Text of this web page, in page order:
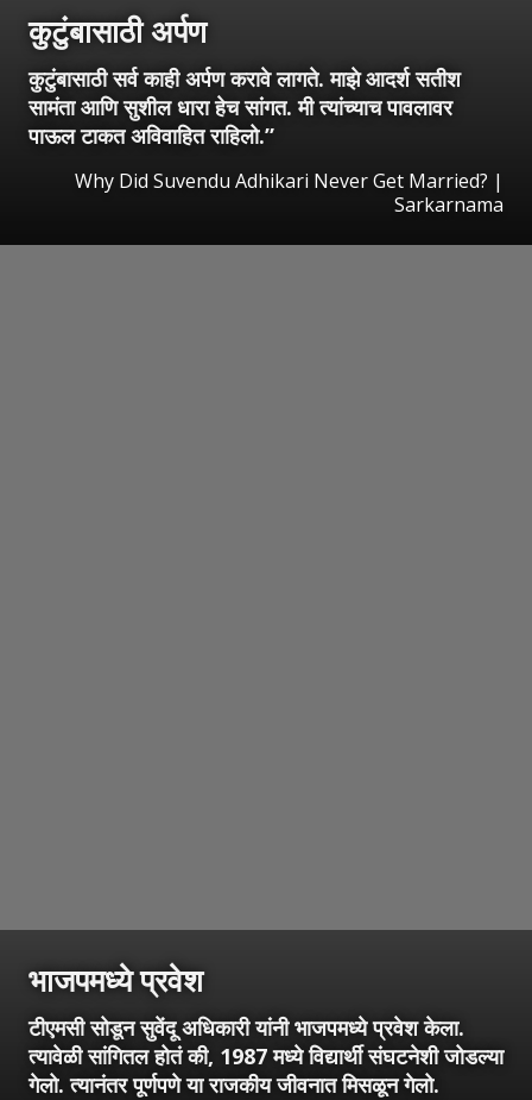
कुटुंबासाठी अर्पण
कुटुंबासाठी सर्व काही अर्पण करावे लागते. माझे आदर्श सतीश
सामंता आणि सुशील धारा हेच सांगत. मी त्यांच्याच पावलावर
पाऊल टाकत अविवाहित राहिलो.”
Why Did Suvendu Adhikari Never Get Married? |
Sarkarnama
भाजपमध्ये प्रवेश
टीएमसी सोडून सुवेंदू अधिकारी यांनी भाजपमध्ये प्रवेश केला.
त्यावेळी सांगितल होतं की, 1987 मध्ये विद्यार्थी संघटनेशी जोडल्या
गेलो. त्यानंतर पूर्णपणे या राजकीय जीवनात मिसळून गेलो.